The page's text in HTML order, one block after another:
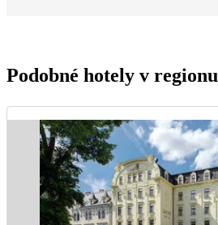
Podobné hotely v regionu